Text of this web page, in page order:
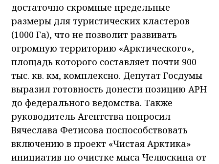
достаточно скромные предельные
размеры для туристических кластеров
(1000 Га), что не позволит развивать
огромную территорию «Арктического»,
площадь которого составляет почти 900
тыс. кв. км, комплексно. Депутат Госдумы
выразил готовность донести позицию АРН
до федерального ведомства. Также
руководитель Агентства попросил
Вячеслава Фетисова поспособствовать
включению в проект «Чистая Арктика»
инициатив по очистке мыса Челюскина от